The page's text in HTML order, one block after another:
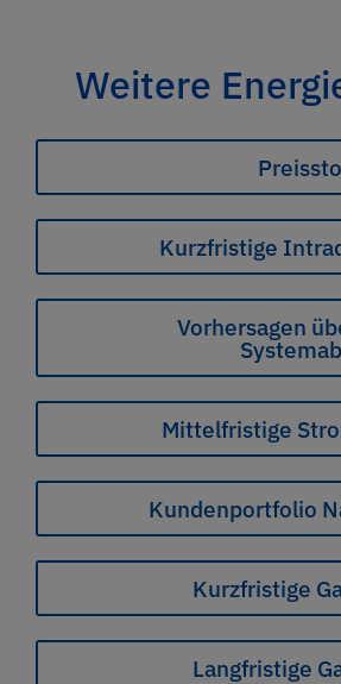
Weitere
Kurzfristige
Vorhersagen
Mittelfristige
Kundenportfolio
Kurzfristige
Langfristige